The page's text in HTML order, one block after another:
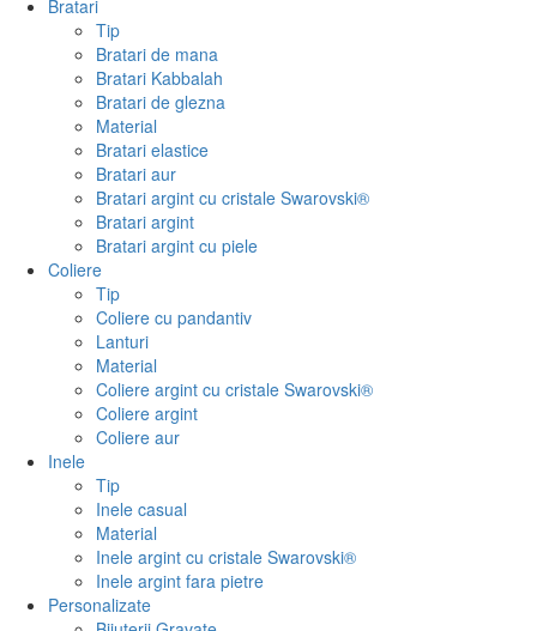
Bratari
Tip
Bratari de mana
Bratari Kabbalah
Bratari de glezna
Material
Bratari elastice
Bratari aur
Bratari argint cu cristale Swarovski®
Bratari argint
Bratari argint cu piele
Coliere
Tip
Coliere cu pandantiv
Lanturi
Material
Coliere argint cu cristale Swarovski®
Coliere argint
Coliere aur
Inele
Tip
Inele casual
Material
Inele argint cu cristale Swarovski®
Inele argint fara pietre
Personalizate